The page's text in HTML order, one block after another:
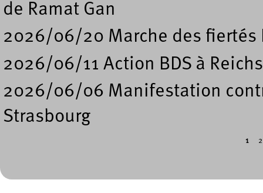
de Ramat Gan
2026/06/20 Marche des fiertés
2026/06/11 Action BDS à
2026/06/06 Manifestation
Strasbourg
1 2